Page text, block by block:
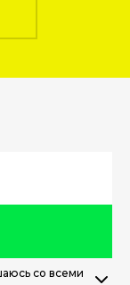
со всеми